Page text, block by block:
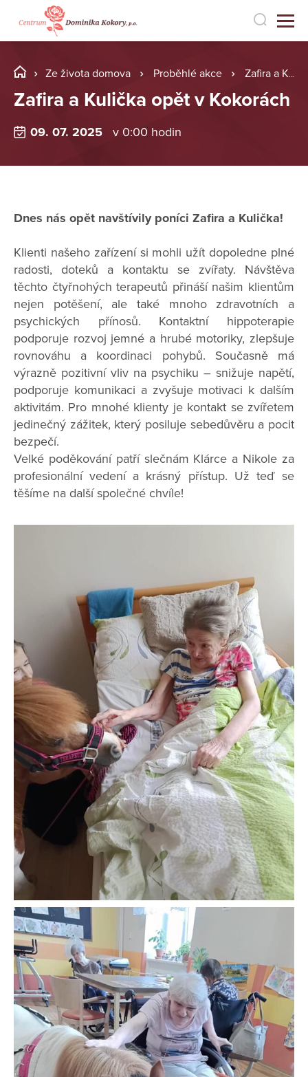
Ze života domova Proběhlé akce Zafira a Kulička opět v Kokorách
Zafira a Kulička opět v Kokorách
09. 07. 2025 v 0:00 hodin
Dnes nás opět navštívily poníci Zafira a Kulička!
Klienti našeho zařízení si mohli užít dopoledne plné
radosti, doteků a kontaktu se zvířaty. Návštěva
těchto čtyřnohých terapeutů přináší našim klientům
nejen potěšení, ale také mnoho zdravotních a
psychických přínosů. Kontaktní hippoterapie
podporuje rozvoj jemné a hrubé motoriky, zlepšuje
rovnováhu a koordinaci pohybů. Současně má
výrazně pozitivní vliv na psychiku – snižuje napětí,
podporuje komunikaci a zvyšuje motivaci k dalším
aktivitám. Pro mnohé klienty je kontakt se zvířetem
jedinečný zážitek, který posiluje sebedůvěru a pocit
bezpečí.
Velké poděkování patří slečnám Klárce a Nikole za
profesionální vedení a krásný přístup. Už teď se
těšíme na další společné chvíle!